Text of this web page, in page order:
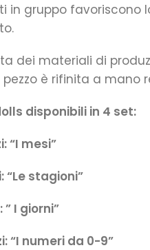
in gruppo favoriscono
dei materiali di
pezzo è rifinita a mano
disponibili in 4 set:
“I mesi”
“Le stagioni”
” I giorni”
“I numeri da 0-9”